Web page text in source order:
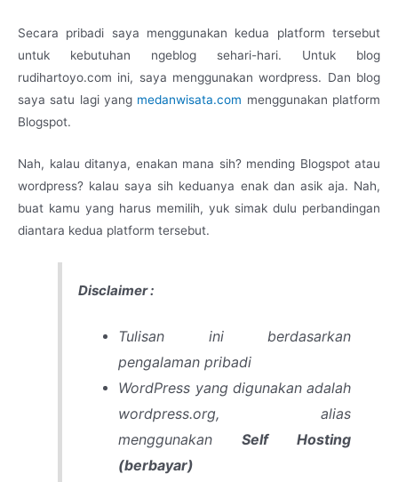
Secara pribadi saya menggunakan kedua platform tersebut
untuk kebutuhan ngeblog sehari-hari. Untuk blog
rudihartoyo.com ini, saya menggunakan wordpress. Dan blog
saya satu lagi yang medanwisata.com menggunakan platform
Blogspot.
Nah, kalau ditanya, enakan mana sih? mending Blogspot atau
wordpress? kalau saya sih keduanya enak dan asik aja. Nah,
buat kamu yang harus memilih, yuk simak dulu perbandingan
diantara kedua platform tersebut.
Disclaimer :
Tulisan ini berdasarkan
pengalaman pribadi
WordPress yang digunakan adalah
wordpress.org, alias
menggunakanSelf Hosting
(berbayar)